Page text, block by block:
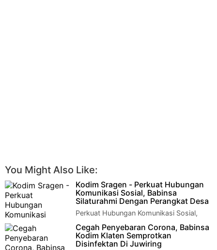
You Might Also Like:
Kodim Sragen - Perkuat Hubungan
Komunikasi Sosial, Babinsa
Silaturahmi Dengan Perangkat Desa
Perkuat Hubungan Komunikasi Sosial,
Babinsa Silaturahmi Dengan Perangkat
DesaGuna menjalin Kemanunggalan TNI dengan Raky…
Cegah Penyebaran Corona, Babinsa
Kodim Klaten Semprotkan
Disinfektan Di Juwiring